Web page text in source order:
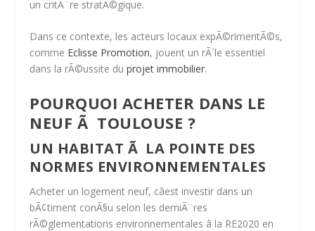
un critÃ¨re stratÃ©gique.
Dans ce contexte, les acteurs locaux expÃ©rimentÃ©s,
comme Eclisse Promotion, jouent un rÃ´le essentiel
dans la rÃ©ussite duprojet immobilier.
POURQUOI ACHETER DANS LE
NEUF Ã TOULOUSE ?
UN HABITAT Ã LA POINTE DES
NORMES ENVIRONNEMENTALES
Acheter un logement neuf, câest investir dans un
bÃ¢timent conÃ§u selon les derniÃ¨res
rÃ©glementations environnementales â la RE2020 en